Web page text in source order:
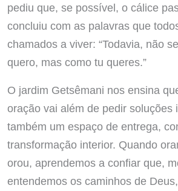
pediu que, se possível, o cálice
concluiu com as palavras que
chamados a viver: “Todavia, não
quero, mas como tu queres.”
O jardim Getsêmani nos ensina
oração vai além de pedir soluções
também um espaço de entrega,
transformação interior. Quando
orou, aprendemos a confiar que,
entendemos os caminhos de